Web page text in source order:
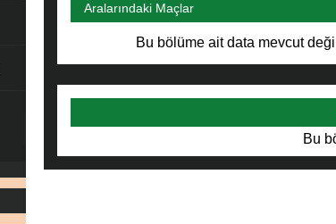
Aralarındaki Maçlar
Bu bölüme ait data mevcut değil
Bu